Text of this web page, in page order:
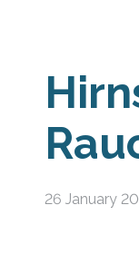
26 January